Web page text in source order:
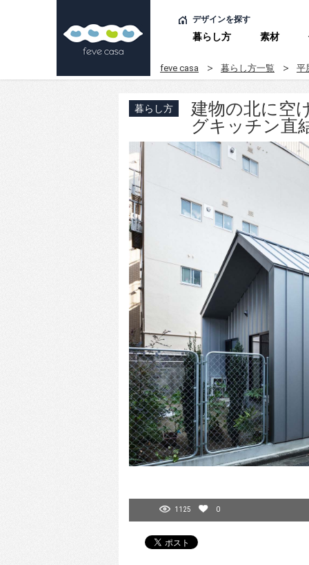
デザインを探す
暮らし方 素材
feve casa 暮らし方一覧 平
暮らし方
建物の北に空
グキッチン直
1125 0